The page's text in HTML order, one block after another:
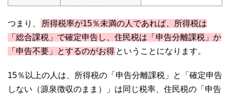
つまり、
所得税率が15％未満の人であれば、所得税は
「総合課税」で確定申告し、住民税は「申告分離課税」か
「申告不要」とするのがお得 ということになります。
15％以上の人は、所得税の「申告分離課税」と「確定申告
しない（源泉徴収のまま）」は同じ税率、住民税の「申告